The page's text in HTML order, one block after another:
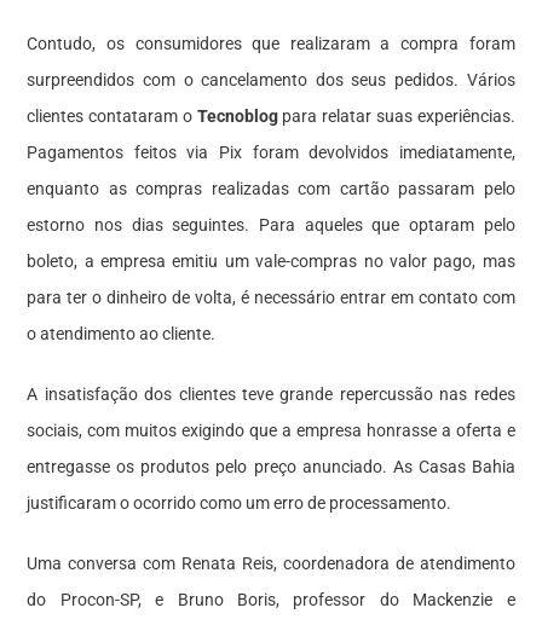
Contudo, os consumidores que realizaram a compra foram
surpreendidos com o cancelamento dos seus pedidos. Vários
clientes contataram o Tecnoblogpara relatar suas experiências.
Pagamentos feitos via Pix foram devolvidos imediatamente,
enquanto as compras realizadas com cartão passaram pelo
estorno nos dias seguintes. Para aqueles que optaram pelo
boleto, a empresa emitiu um vale-compras no valor pago, mas
para ter o dinheiro de volta, é necessário entrar em contato com
o atendimento ao cliente.
A insatisfação dos clientes teve grande repercussão nas redes
sociais, com muitos exigindo que a empresa honrasse a oferta e
entregasse os produtos pelo preço anunciado. As Casas Bahia
justificaram o ocorrido como um erro de processamento.
Uma conversa com Renata Reis, coordenadora de atendimento
do Procon-SP, e Bruno Boris, professor do Mackenzie e